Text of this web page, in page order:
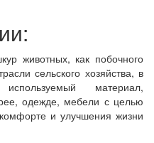
животных, как побочного
сельского хозяйства, в
материал,
одежде, мебели с целью
и улучшения жизни